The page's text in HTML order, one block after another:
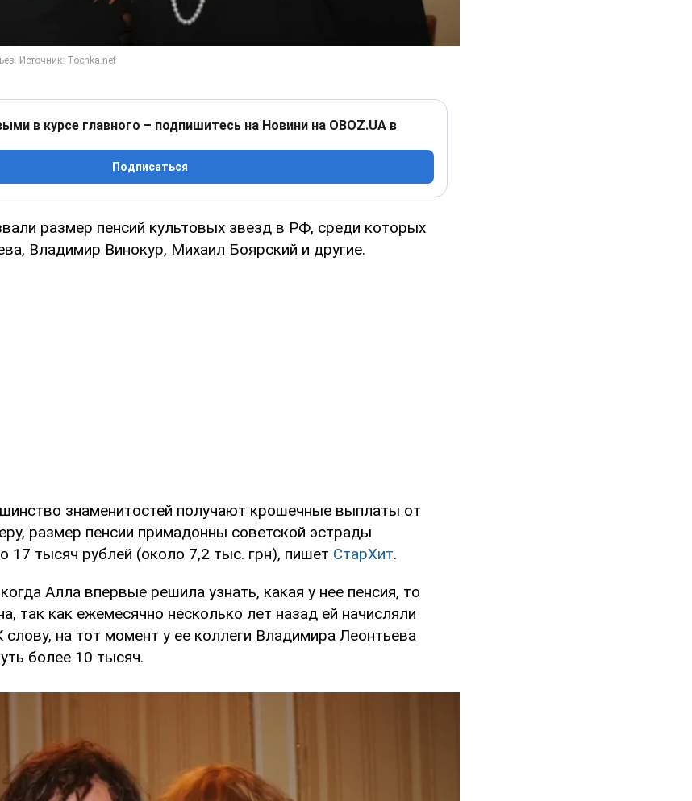
в курсе главного – подпишитесь на Новини на OBOZ.UA в
Подписаться
размер пенсий культовых звезд в РФ, среди которых
Владимир Винокур, Михаил Боярский и другие.
знаменитостей получают крошечные выплаты от
размер пенсии примадонны советской эстрады
17 тысяч рублей (около 7,2 тыс. грн), пишет СтарХит.
Алла впервые решила узнать, какая у нее пенсия, то
так как ежемесячно несколько лет назад ей начисляли
слову, на тот момент у ее коллеги Владимира Леонтьева
более 10 тысяч.